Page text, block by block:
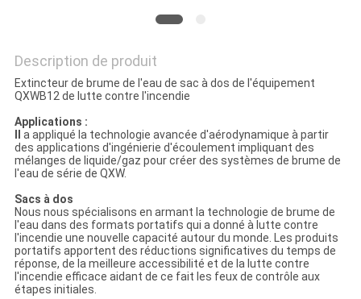
PRIVACY
POLICY
Description de produit
Extincteur de brume de l'eau de sac à dos de l'équipement
QXWB12 de lutte contre l'incendie
Applications :
a appliqué la technologie avancée d'aérodynamique à partir
des applications d'ingénierie d'écoulement impliquant des
mélanges de liquide/gaz pour créer des systèmes de brume de
l'eau de série de QXW.
Sacs à dos
Nous nous spécialisons en armant la technologie de brume de
l'eau dans des formats portatifs qui a donné à lutte contre
l'incendie une nouvelle capacité autour du monde. Les produits
portatifs apportent des réductions significatives du temps de
réponse, de la meilleure accessibilité et de la lutte contre
l'incendie efficace aidant de ce fait les feux de contrôle aux
étapes initiales.